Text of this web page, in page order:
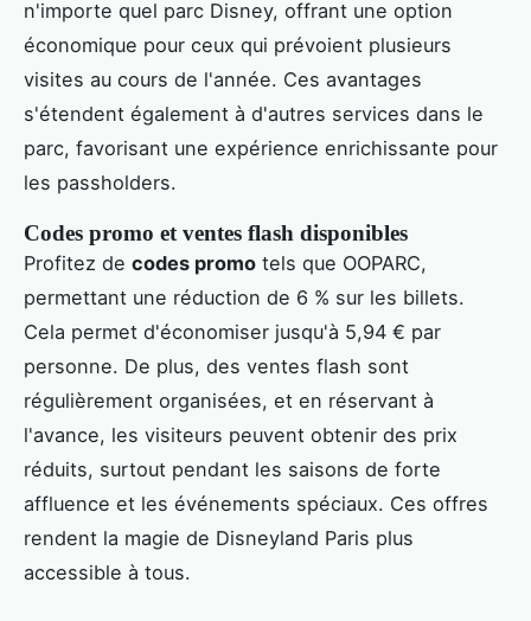
n'importe quel parc Disney, offrant une option
économique pour ceux qui prévoient plusieurs
visites au cours de l'année. Ces avantages
s'étendent également à d'autres services dans le
parc, favorisant une expérience enrichissante pour
les passholders.
Codes promo et ventes flash disponibles
Profitez de codes promo tels que OOPARC,
permettant une réduction de 6 % sur les billets.
Cela permet d'économiser jusqu'à 5,94 € par
personne. De plus, des ventes flash sont
régulièrement organisées, et en réservant à
l'avance, les visiteurs peuvent obtenir des prix
réduits, surtout pendant les saisons de forte
affluence et les événements spéciaux. Ces offres
rendent la magie de Disneyland Paris plus
accessible à tous.